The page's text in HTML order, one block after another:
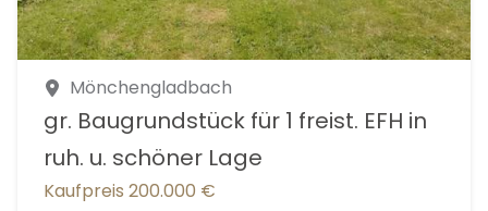
Mönchengladbach
gr. Baugrundstück für 1 freist. EFH in
ruh. u. schöner Lage
Kaufpreis 200.000 €